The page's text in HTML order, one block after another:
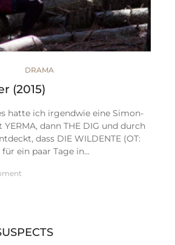
DRAMA
(2015)
hatte ich irgendwie eine Simon-
YERMA, dann THE DIG und durch
dass DIE WILDENTE (OT:
für ein paar Tage in…